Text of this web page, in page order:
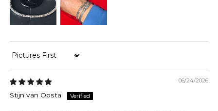
Sort by
06/24/2026
Stijn van Opstal